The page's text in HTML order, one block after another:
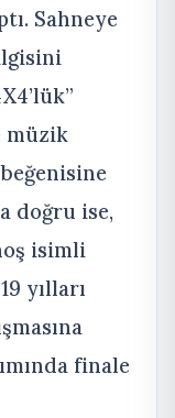
Sahneye
müzik
doğru ise,
isimli
yılları
finale